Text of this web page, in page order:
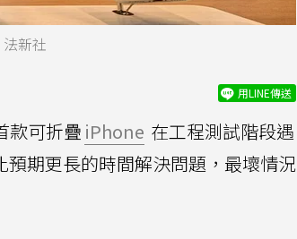
新社
用LINE傳送
款可折疊 iPhone 在工程測試階段遇
期更長的時間解決問題，最壞情況